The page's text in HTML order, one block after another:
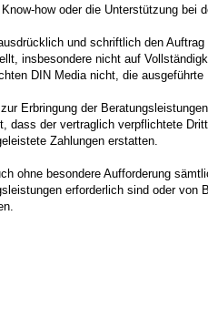
how oder die Unterstützung
und schriftlich den Auftrag
insbesondere nicht auf
DIN Media nicht, die
Erbringung der
dass der vertraglich verpflichtete
Zahlungen erstatten.
besondere Aufforderung
erforderlich sind oder